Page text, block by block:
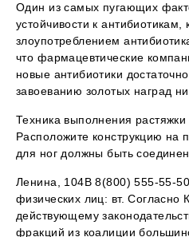
Один из самых пугающих
устойчивости к антибиотикам,
злоупотреблением
что фармацевтические
новые антибиотики
завоеванию золотых наград
Техника выполнения
Расположите конструкцию на
для ног должны быть
Ленина, 104В 8(800) 555-55-
физических лиц: вт. Согласно
действующему
фракций из коалиции